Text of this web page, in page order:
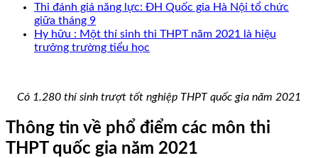
Thi đánh giá năng lực: ĐH Quốc gia Hà Nội tổ chức
giữa tháng 9
Hy hữu : Một thí sinh thi THPT năm 2021 là hiệu
trưởng trường tiểu học
Có 1.280 thí sinh trượt tốt nghiệp THPT quốc gia năm 2021
Thông tin về phổ điểm các môn thi
THPT quốc gia năm 2021